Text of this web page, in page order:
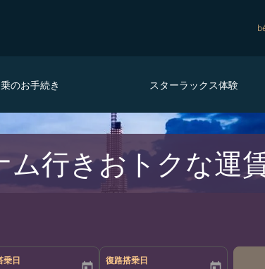
のお手続き スターラックス体験
行きおトクな運
乗日 復路搭乗日